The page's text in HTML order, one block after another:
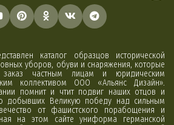
каталог образцов исторической
уборов, обуви и снаряжения, которые
заказ частным лицам и юридическим
коллективом ООО «Альянс Дизайн».
помнит и чтит подвиг наших отцов и
добывших Великую победу над сильным
от фашистского порабощения и
на этом сайте униформа германской